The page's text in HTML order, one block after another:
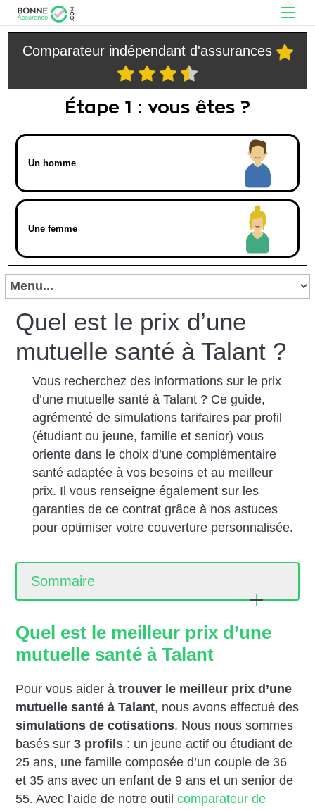
Comparateur indépendant d'assurances
Étape 1 : vous êtes ?
Un homme
Une femme
Quel est le prix d’une
mutuelle santé à Talant ?
Vous recherchez des informations sur le prix
d’une mutuelle santé à Talant ? Ce guide,
agrémenté de simulations tarifaires par profil
(étudiant ou jeune, famille et senior) vous
oriente dans le choix d’une complémentaire
santé adaptée à vos besoins et au meilleur
prix. Il vous renseigne également sur les
garanties de ce contrat grâce à nos astuces
pour optimiser votre couverture personnalisée.
Sommaire
Quel est le meilleur prix d’une
mutuelle santé à Talant
Pour vous aider àtrouver le meilleur prix d’une
mutuelle santé à Talant, nous avons effectué des
simulations de cotisations. Nous nous sommes
basés sur3 profils : un jeune actif ou étudiant de
25 ans, une famille composée d’un couple de 36
et 35 ans avec un enfant de 9 ans et un senior de
55. Avec l’aide de notre outilcomparateur de